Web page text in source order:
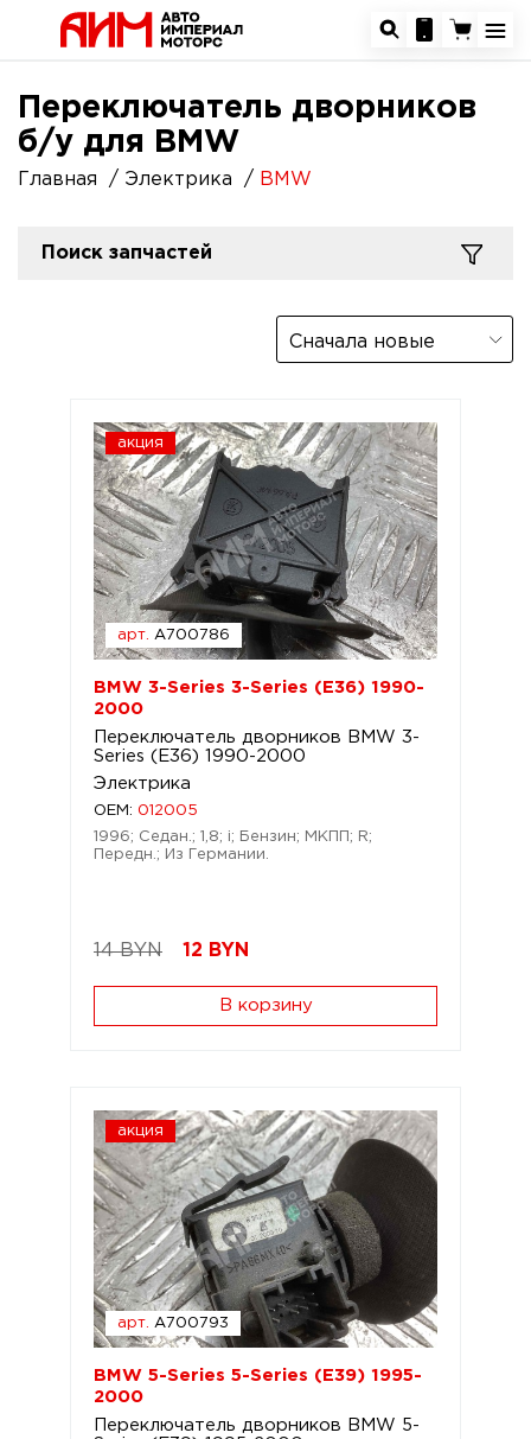
Переключатель дворников
б/у для BMW
Главная Электрика BMW
Поиск запчастей
Сначала новые
акция
арт. A700786
BMW 3-Series 3-Series (E36) 1990-
2000
Переключатель дворников BMW 3-
Series (E36) 1990-2000
Электрика
OEM: 012005
1996; Седан.; 1,8; i; Бензин; МКПП; R;
Передн.; Из Германии.
14 BYN 12 BYN
В корзину
акция
арт. A700793
BMW 5-Series 5-Series (E39) 1995-
2000
Переключатель дворников BMW 5-